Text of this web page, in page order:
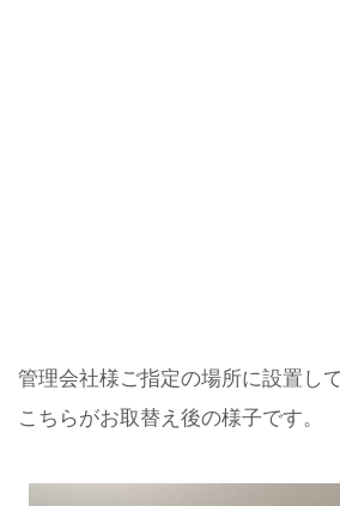
管理会社様ご指定の場所に設置し
こちらがお取替え後の様子です。